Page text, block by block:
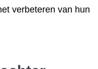
verbeteren van hun